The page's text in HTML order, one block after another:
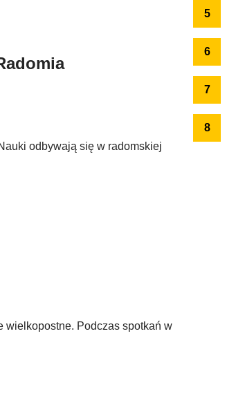
odbywają się w radomskiej
wielkopostne. Podczas spotkań w
5
6
7
8